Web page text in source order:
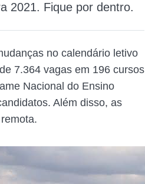
2021. Fique por dentro.
no calendário letivo
7.364 vagas em 196 cursos
Nacional do Ensino
Além disso, as